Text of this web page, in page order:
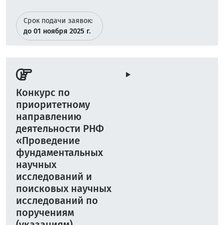
Срок подачи заявок:
до 01 ноября 2025 г.
Конкурс по
приоритетному
направлению
деятельности РНФ
«Проведение
фундаментальных
научных
исследований и
поисковых научных
исследований по
поручениям